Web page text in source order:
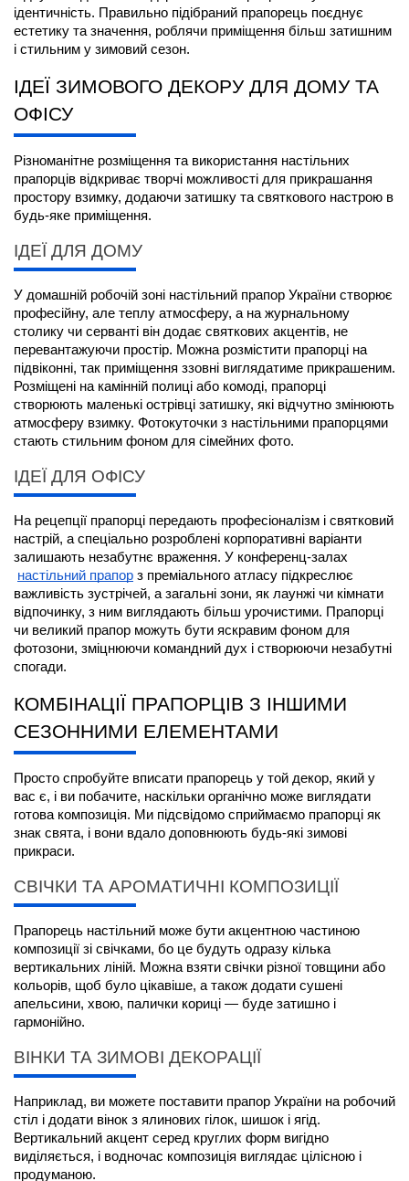
ідентичність. Правильно підібраний прапорець поєднує
естетику та значення, роблячи приміщення більш затишним
і стильним у зимовий сезон.
ІДЕЇ ЗИМОВОГО ДЕКОРУ ДЛЯ ДОМУ ТА
ОФІСУ
Різноманітне розміщення та використання настільних
прапорців відкриває творчі можливості для прикрашання
простору взимку, додаючи затишку та святкового настрою в
будь-яке приміщення.
ІДЕЇ ДЛЯ ДОМУ
У домашній робочій зоні настільний прапор України створює
професійну, але теплу атмосферу, а на журнальному
столику чи серванті він додає святкових акцентів, не
перевантажуючи простір. Можна розмістити прапорці на
підвіконні, так приміщення ззовні виглядатиме прикрашеним.
Розміщені на камінній полиці або комоді, прапорці
створюють маленькі острівці затишку, які відчутно змінюють
атмосферу взимку. Фотокуточки з настільними прапорцями
стають стильним фоном для сімейних фото.
ІДЕЇ ДЛЯ ОФІСУ
На рецепції прапорці передають професіоналізм і святковий
настрій, а спеціально розроблені корпоративні варіанти
залишають незабутнє враження. У конференц-залах
настільний прапор з преміального атласу підкреслює
важливість зустрічей, а загальні зони, як лаунжі чи кімнати
відпочинку, з ним виглядають більш урочистими. Прапорці
чи великий прапор можуть бути яскравим фоном для
фотозони, зміцнюючи командний дух і створюючи незабутні
спогади.
КОМБІНАЦІЇ ПРАПОРЦІВ З ІНШИМИ
СЕЗОННИМИ ЕЛЕМЕНТАМИ
Просто спробуйте вписати прапорець у той декор, який у
вас є, і ви побачите, наскільки органічно може виглядати
готова композиція. Ми підсвідомо сприймаємо прапорці як
знак свята, і вони вдало доповнюють будь-які зимові
прикраси.
СВІЧКИ ТА АРОМАТИЧНІ КОМПОЗИЦІЇ
Прапорець настільний може бути акцентною частиною
композиції зі свічками, бо це будуть одразу кілька
вертикальних ліній. Можна взяти свічки різної товщини або
кольорів, щоб було цікавіше, а також додати сушені
апельсини, хвою, палички кориці — буде затишно і
гармонійно.
ВІНКИ ТА ЗИМОВІ ДЕКОРАЦІЇ
Наприклад, ви можете поставити прапор України на робочий
стіл і додати вінок з ялинових гілок, шишок і ягід.
Вертикальний акцент серед круглих форм вигідно
виділяється, і водночас композиція виглядає цілісною і
продуманою.